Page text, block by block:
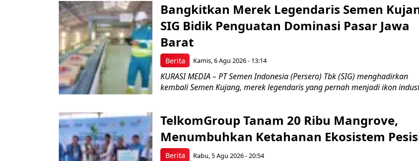
Berita
Bangkitkan Merek Legendaris Semen
SIG Bidik Penguatan Dominasi Pasar Jawa
Barat
Kamis, 6 Agu 2026 - 13:14
KURASI MEDIA – PT Semen Indonesia (Persero) Tbk (SIG) menghadirkan
kembali Semen Kujang, merek legendaris yang pernah menjadi ikon
Berita
TelkomGroup Tanam 20 Ribu Mangrove,
Menumbuhkan Ketahanan Ekosistem
Rabu, 5 Agu 2026 - 20:54